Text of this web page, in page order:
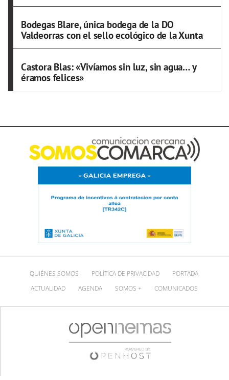
Bodegas Blare, única bodega de la DO
Valdeorras con el sello ecológico de la Xunta
Castora Blas: «Vivíamos sin luz, sin agua… y
éramos felices»
QUIÉNES SOMOS POLÍTICA DE PRIVACIDAD
PORTADA
ACTUALIDAD
AGENDA SOMOS + COMUNICADOS